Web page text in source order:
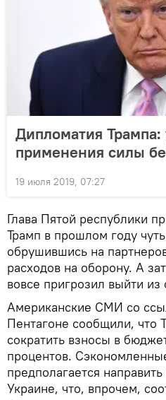
Дипломатия Трампа:
применения силы
19 июля 2019, 07:27
Глава Пятой республики
Трамп в прошлом году
обрушившись на
расходов на оборону. А
вовсе пригрозил выйти из
Американские СМИ со
Пентагоне сообщили, что
сократить взносы в
процентов.
предполагается
Украине, что, впрочем,